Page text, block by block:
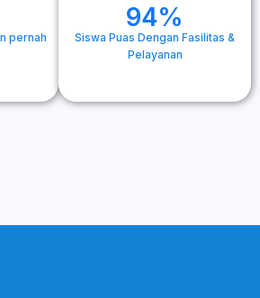
pernah
94%
Siswa Puas Dengan Fasilitas &
Pelayanan